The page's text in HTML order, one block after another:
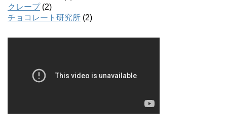
クレープ(2)
チョコレート研究所 (2)